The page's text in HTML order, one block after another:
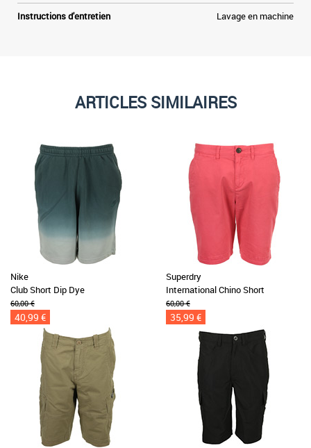
Instructions d'entretien Lavage en machine
ARTICLES SIMILAIRES
Nike
Club Short Dip Dye
60,00 €
40,99 €
Superdry
International Chino Short
60,00 €
35,99 €